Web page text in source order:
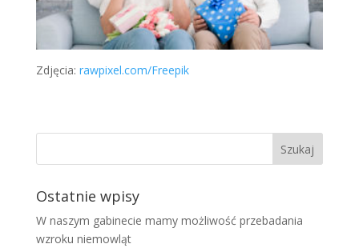
Zdjęcia: rawpixel.com/Freepik
Ostatnie wpisy
W naszym gabinecie mamy możliwość przebadania
wzroku niemowląt